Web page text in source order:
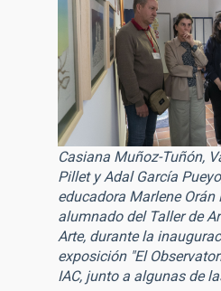
Casiana Muñoz-Tuñón,
Pillet y Adal García
educadora Marlene Orán
alumnado del Taller de
Arte, durante la
exposición "El
IAC, junto a algunas de